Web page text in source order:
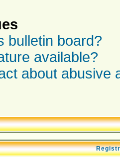
bulletin board?
available?
about abusive